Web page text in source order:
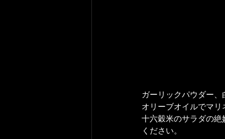
ガーリックパウダー
オリーブオイルでマ
十六穀米のサラダの
ください。